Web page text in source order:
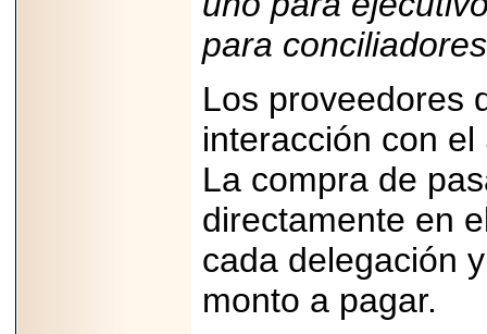
para
Los proveedores
interacción con
La compra de
directamente en
cada delegación
monto a pagar.